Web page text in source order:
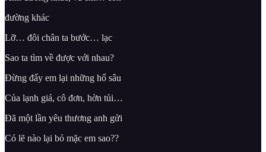
đường khác
Lỡ… đôi chân ta bước… lạc
Sao ta tìm về được với nhau?
Đừng đẩy em lại những hố sâu
Của lạnh giá, cô đơn, hờn tủi…
Đã một lần yêu thương anh gửi
Có lẽ nào lại bỏ mặc em sao??